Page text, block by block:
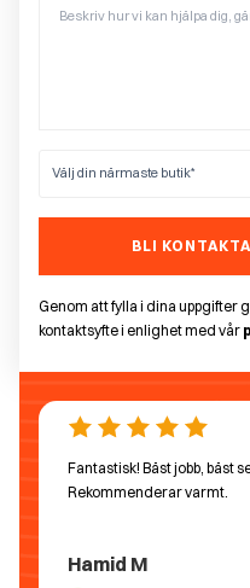
Fantastisk! Bäst jobb, bäst
Rekommenderar varmt.
Hamid M
BLI
Genom att fylla i dina uppgifter
kontaktsyfte i enlighet med vår